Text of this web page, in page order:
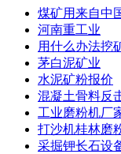
煤矿用来自中
河南重工业
用什么办法挖
茅白泥矿业
水泥矿粉报价
混凝土骨料反
工业磨粉机厂
打沙机桂林磨
采掘钾长石设